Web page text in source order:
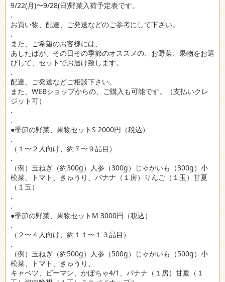
9/22(月)〜9/28(日)野菜入荷予定表です。
.
お買い物、配達、ご発送などのご参考にして下さい。
.
また、ご希望のお客様には、
あしたばが、その日その季節のオススメの、お野菜、果物をお選
びして、セットでお届け致します。
.
配達、ご発送などご相談下さい。
また、WEBショップからの、ご購入も可能です。（支払いクレ
ジット可）
.
.
●季節の野菜、果物セットS 2000円（税込）
.
（１〜２人向け、約７〜９品目）
.
（例）玉ねぎ（約300g）人参（300g）じゃがいも（300g）小
松菜、トマト、きゅうり、バナナ（１房）りんご（１玉）甘夏
（１玉）
.
.
●季節の野菜、果物セットM 3000円（税込）
.
（２〜４人向け、約１１〜１３品目）
.
（例）玉ねぎ（約500g）人参（500g）じゃがいも（500g）小
松菜、トマト、きゅうり、
キャベツ、ピーマン、かぼちゃ4/1、バナナ（１房）甘夏（１